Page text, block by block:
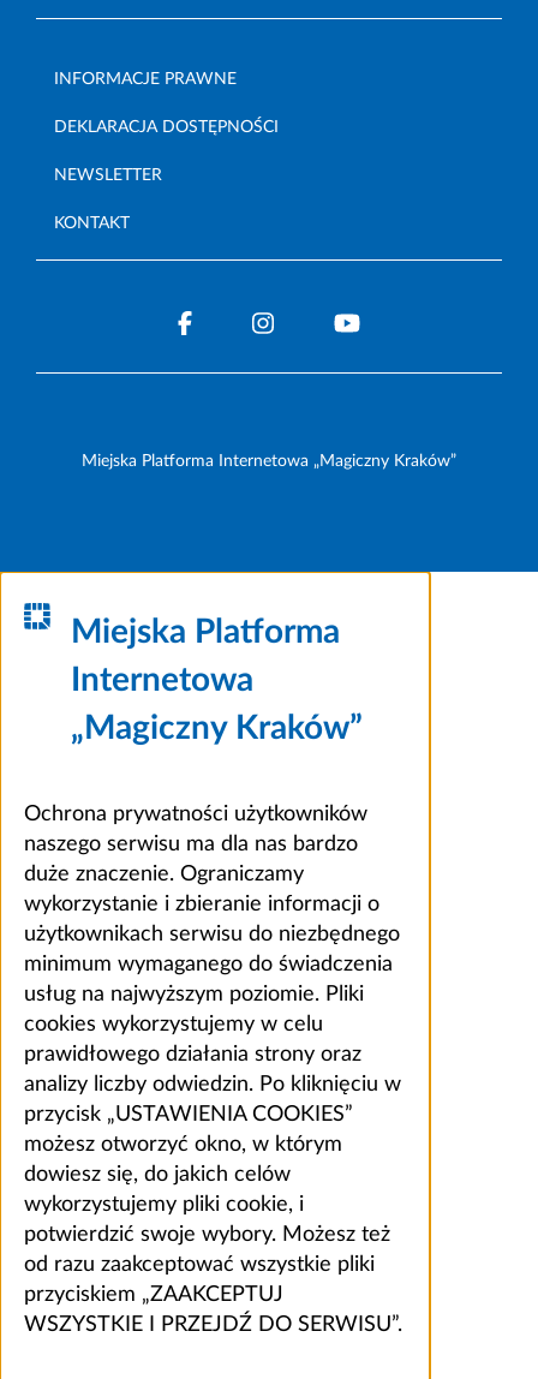
INFORMACJE PRAWNE
DEKLARACJA DOSTĘPNOŚCI
NEWSLETTER
KONTAKT
Miejska Platforma Internetowa „Magiczny Kraków”
Miejska Platforma
Internetowa
„Magiczny Kraków”
Ochrona prywatności użytkowników
naszego serwisu ma dla nas bardzo
duże znaczenie. Ograniczamy
wykorzystanie i zbieranie informacji o
użytkownikach serwisu do niezbędnego
minimum wymaganego do świadczenia
usług na najwyższym poziomie. Pliki
cookies wykorzystujemy w celu
prawidłowego działania strony oraz
analizy liczby odwiedzin. Po kliknięciu w
przycisk „USTAWIENIA COOKIES”
możesz otworzyć okno, w którym
dowiesz się, do jakich celów
wykorzystujemy pliki cookie, i
potwierdzić swoje wybory. Możesz też
od razu zaakceptować wszystkie pliki
przyciskiem „ZAAKCEPTUJ
WSZYSTKIE I PRZEJDŹ DO SERWISU”.